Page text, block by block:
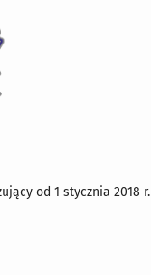
od 1 stycznia 2018 r.